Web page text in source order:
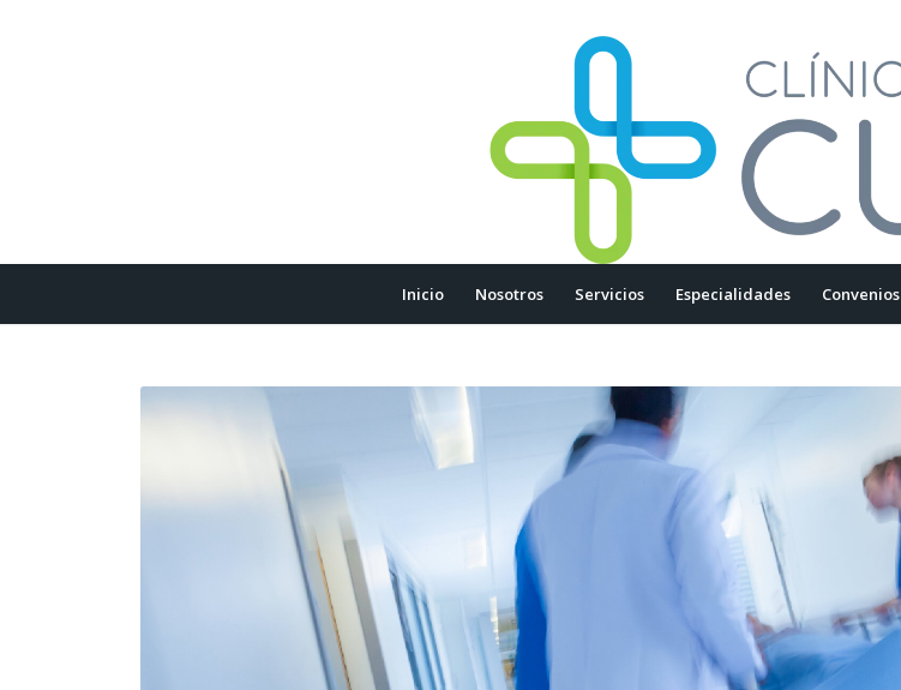
Inicio Nosotros Servicios Especialidades Convenios